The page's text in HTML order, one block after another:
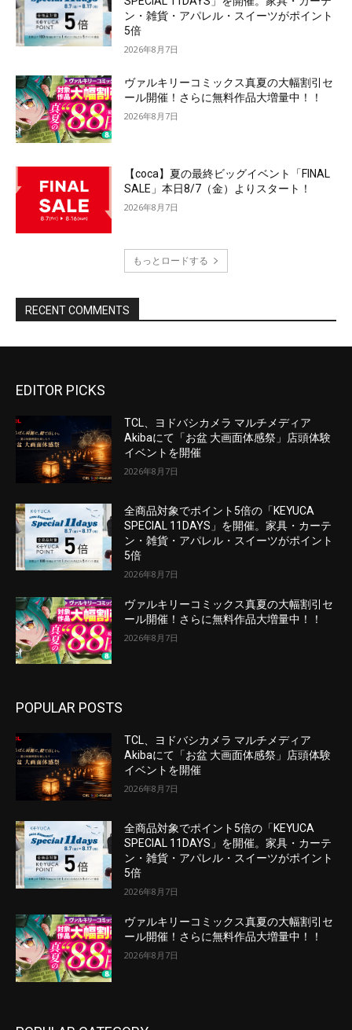
EDITOR PICKS
TCL、ヨドバシカメラ マルチメディア
Akibaにて「お盆 大画面体感祭」店頭体験
イベントを開催
2026年8月7日
全商品対象でポイント5倍の「KEYUCA
SPECIAL 11DAYS」を開催。家具・カーテ
ン・雑貨・アパレル・スイーツがポイント
5倍
2026年8月7日
ヴァルキリーコミックス真夏の大幅割引セ
ール開催！さらに無料作品大増量中！！
2026年8月7日
POPULAR POSTS
TCL、ヨドバシカメラ マルチメディア
Akibaにて「お盆 大画面体感祭」店頭体験
イベントを開催
2026年8月7日
全商品対象でポイント5倍の「KEYUCA
SPECIAL 11DAYS」を開催。家具・カーテ
ン・雑貨・アパレル・スイーツがポイント
5倍
2026年8月7日
ヴァルキリーコミックス真夏の大幅割引セ
ール開催！さらに無料作品大増量中！！
2026年8月7日